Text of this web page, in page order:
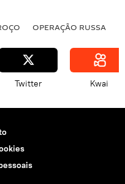
OPERAÇÃO RUSSA
Twitter Kwai